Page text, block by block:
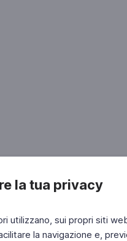
la tua privacy
utilizzano, sui propri siti
la navigazione e,